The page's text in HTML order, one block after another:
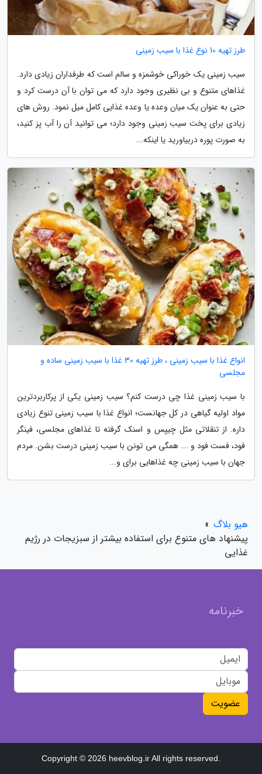
طرز تهیه 10 نوع غذا با سیب زمینی
سیب زمینی یک خوراکی خوشمزه و سالم است که طرفداران زیادی دارد.
غذاهای متنوع و بی نظیری وجود دارد که می توان با آن درست کرد و
حتی به عنوان یک میان وعده یا وعده غذایی کامل میل نمود. روش های
زیادی برای پخت سیب زمینی وجود دارد؛ می توانید آن را آب پز کنید،
به صورت پوره دربیاورید یا اینکه...
انواع غذا با سیب زمینی ، طرز تهیه 30 غذا با سیب زمینی ساده و
مجلسی
با سیب زمینی غذا چی درست کنم؟ سیب زمینی یکی از پرکاربردترین
مواد اولیه گیاهی در کل جهانست؛ انواع غذا با سیب زمینی تنوع زیادی
داره. از تنقلاتی مثل چیپس و اسنک گرفته تا غذاهای مجلسی، فینگر
فود، فست فود و …. همگی می تونن با سیب زمینی درست بشن. مردم
جهان با سیب زمینی چه غذاهایی برای و...
هیو بلاگ »
پیشنهاد های متنوع برای استفاده بیشتر از سبزیجات در رژیم
غذایی
خبرنامه
عضویت
Copyright © 2026 heevblog.ir All rights reserved.